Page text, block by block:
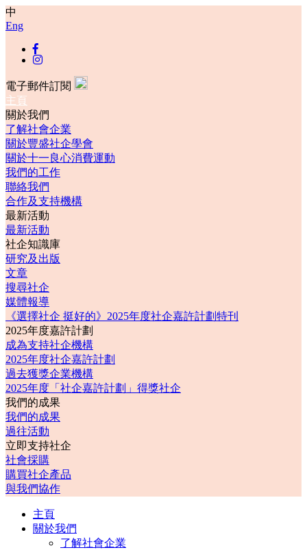
中
Eng
電子郵件訂閱
主頁
關於我們
了解社會企業
關於豐盛社企學會
關於十一良心消費運動
我們的工作
聯絡我們
合作及支持機構
最新活動
最新活動
社企知識庫
研究及出版
文章
搜尋社企
媒體報導
《選擇社企 挺好的》2025年度社企嘉許計劃特刊
2025年度嘉許計劃
成為支持社企機構
2025年度社企嘉許計劃
過去獲獎企業機構
2025年度「社企嘉許計劃」得獎社企
我們的成果
我們的成果
過往活動
立即支持社企
社會採購
購買社企產品
與我們協作
主頁
關於我們
了解社會企業